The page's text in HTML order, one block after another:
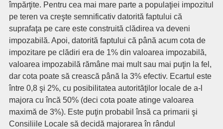
împărţite. Pentru cea mai mare parte a populaţiei impozitul
pe teren va creşte semnificativ datorită faptului că
suprafaţa pe care este construită clădirea va deveni
impozabilă. Apoi, datorită faptului că până acum cota de
impozitare pe clădiri era de 1% din valoarea impozabilă,
valoarea impozabilă rămâne mai mult sau mai puţin la fel,
dar cota poate să crească până la 3% efectiv. Ecartul este
între 0,8 şi 2%, cu posibilitatea autorităţilor locale de a-l
majora cu încă 50% (deci cota poate atinge valoarea
maximă de 3%). Este puţin probabil însă ca primarii şi
Consiliile Locale să decidă majorarea în rândul